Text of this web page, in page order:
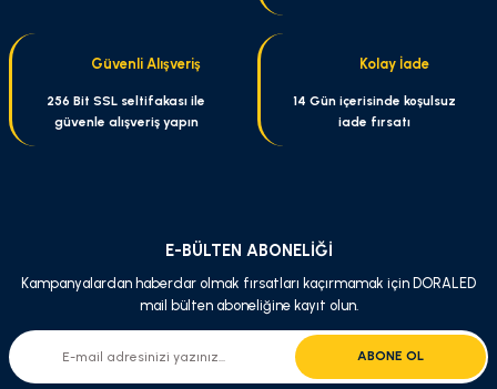
Güvenli Alışveriş
256 Bit SSL seltifakası ile
güvenle alışveriş yapın
Kolay İade
14 Gün içerisinde koşulsuz
iade fırsatı
E-BÜLTEN ABONELİĞİ
Kampanyalardan haberdar olmak fırsatları kaçırmamak için DORALED
mail bülten aboneliğine kayıt olun.
ABONE OL